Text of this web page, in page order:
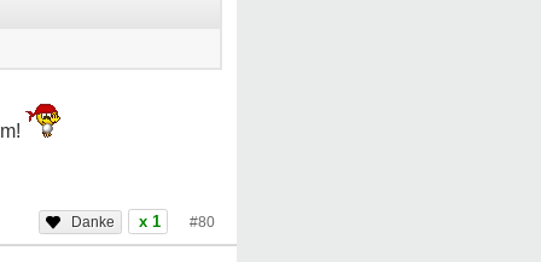
x 1 #80